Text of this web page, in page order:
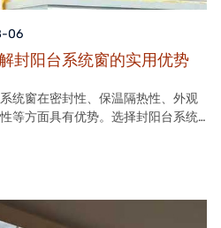
06
封阳台系统窗的实用优势
统窗在密封性、保温隔热性、外观
等方面具有优势。选择封阳台系统